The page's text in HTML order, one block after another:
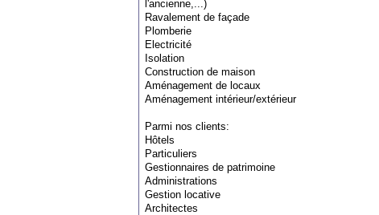
l'ancienne,...)
Ravalement de façade
Plomberie
Electricité
Isolation
Construction de maison
Aménagement de locaux
Aménagement intérieur/extérieur
Parmi nos clients:
Hôtels
Particuliers
Gestionnaires de patrimoine
Administrations
Gestion locative
Architectes